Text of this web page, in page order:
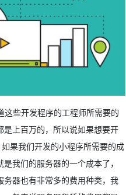
这些开发程序的工程师所需要的
是上百万的，所以说如果想要开
果我们开发的小程序所需要的成
我们的服务器的一个成本了，
务器也有非常多的费用种类，我